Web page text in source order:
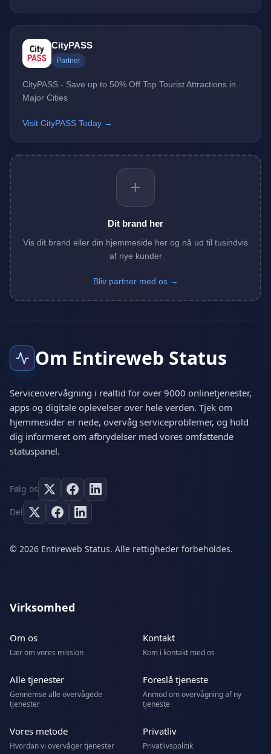
CityPASS
Partner
CityPASS - Save up to 50% Off Top Tourist Attractions in
Major Cities
Visit CityPASS Today →
+
Dit brand her
Vis dit brand eller din hjemmeside her og nå ud til tusindvis
af nye kunder
Bliv partner med os →
Om Entireweb Status
Serviceovervågning i realtid for over 9000 onlinetjenester,
apps og digitale oplevelser over hele verden. Tjek om
hjemmesider er nede, overvåg serviceproblemer, og hold
dig informeret om afbrydelser med vores omfattende
statuspanel.
Følg os
Del
© 2026 Entireweb Status. Alle rettigheder forbeholdes.
Virksomhed
Om os
Lær om vores mission
Kontakt
Kom i kontakt med os
Alle tjenester
Gennemse alle overvågede
tjenester
Foreslå tjeneste
Anmod om overvågning af ny
tjeneste
Vores metode
Hvordan vi overvåger tjenester
Privatliv
Privatlivspolitik